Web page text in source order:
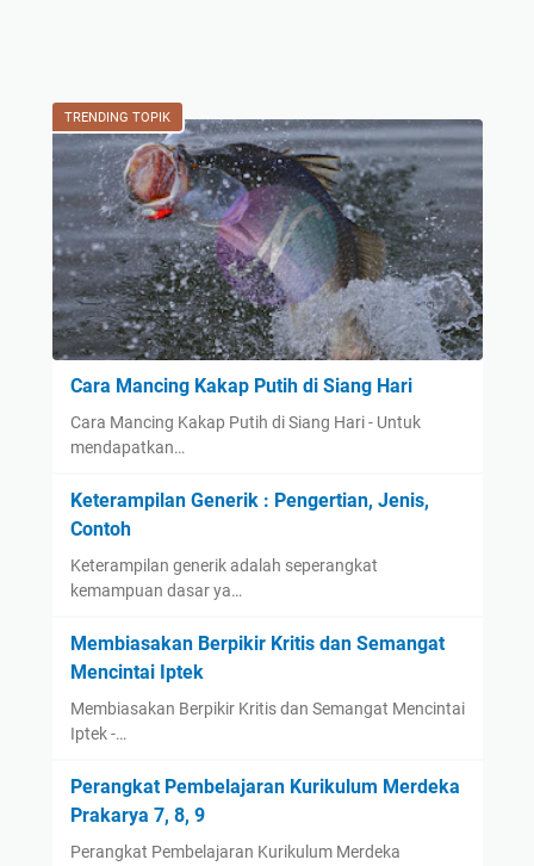
TRENDING TOPIK
Cara Mancing Kakap Putih di Siang Hari
Cara Mancing Kakap Putih di Siang Hari - Untuk
mendapatkan…
Keterampilan Generik : Pengertian, Jenis,
Contoh
Keterampilan generik adalah seperangkat
kemampuan dasar ya…
Membiasakan Berpikir Kritis dan Semangat
Mencintai Iptek
Membiasakan Berpikir Kritis dan Semangat Mencintai
Iptek -…
Perangkat Pembelajaran Kurikulum Merdeka
Prakarya 7, 8, 9
Perangkat Pembelajaran Kurikulum Merdeka